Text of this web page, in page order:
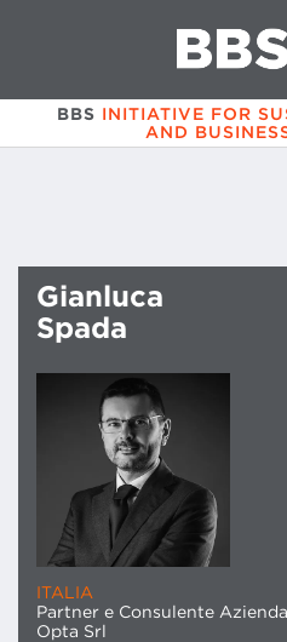
BBS INITIATIVE FOR
AND
Gianluca
Spada
ITALIA
Partner e Consulente
Opta Srl